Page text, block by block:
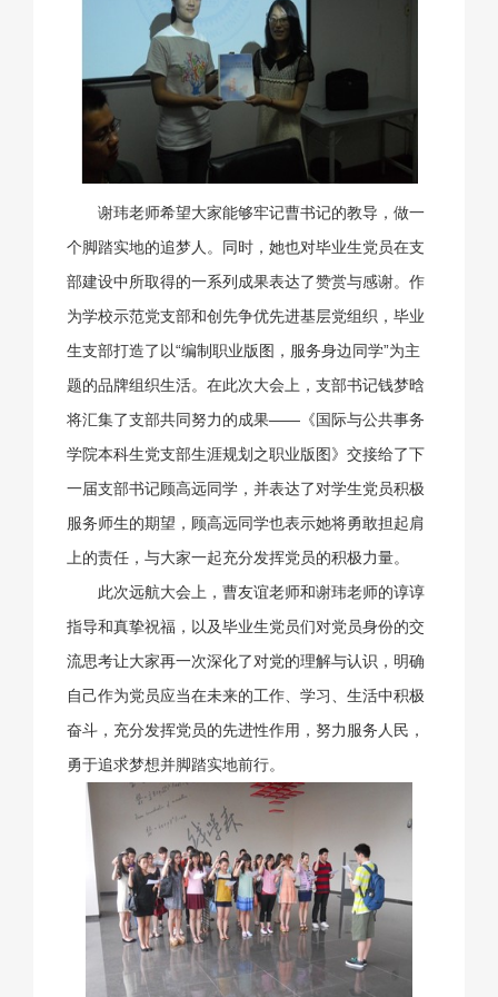
谢玮老师希望大家能够牢记曹书记的教导，做一
个脚踏实地的追梦人。同时，她也对毕业生党员在支
部建设中所取得的一系列成果表达了赞赏与感谢。作
为学校示范党支部和创先争优先进基层党组织，毕业
生支部打造了以“编制职业版图，服务身边同学”为主
题的品牌组织生活。在此次大会上，支部书记钱梦晗
将汇集了支部共同努力的成果——《国际与公共事务
学院本科生党支部生涯规划之职业版图》交接给了下
一届支部书记顾高远同学，并表达了对学生党员积极
服务师生的期望，顾高远同学也表示她将勇敢担起肩
上的责任，与大家一起充分发挥党员的积极力量。
此次远航大会上，曹友谊老师和谢玮老师的谆谆
指导和真挚祝福，以及毕业生党员们对党员身份的交
流思考让大家再一次深化了对党的理解与认识，明确
自己作为党员应当在未来的工作、学习、生活中积极
奋斗，充分发挥党员的先进性作用，努力服务人民，
勇于追求梦想并脚踏实地前行。